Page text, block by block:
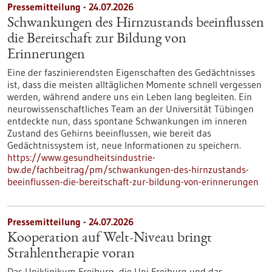
Pressemitteilung - 24.07.2026
Schwankungen des Hirnzustands beeinflussen
die Bereitschaft zur Bildung von
Erinnerungen
Eine der faszinierendsten Eigenschaften des Gedächtnisses
ist, dass die meisten alltäglichen Momente schnell vergessen
werden, während andere uns ein Leben lang begleiten. Ein
neurowissenschaftliches Team an der Universität Tübingen
entdeckte nun, dass spontane Schwankungen im inneren
Zustand des Gehirns beeinflussen, wie bereit das
Gedächtnissystem ist, neue Informationen zu speichern.
https://www.gesundheitsindustrie-
bw.de/fachbeitrag/pm/schwankungen-des-hirnzustands-
beeinflussen-die-bereitschaft-zur-bildung-von-erinnerungen
Pressemitteilung - 24.07.2026
Kooperation auf Welt-Niveau bringt
Strahlentherapie voran